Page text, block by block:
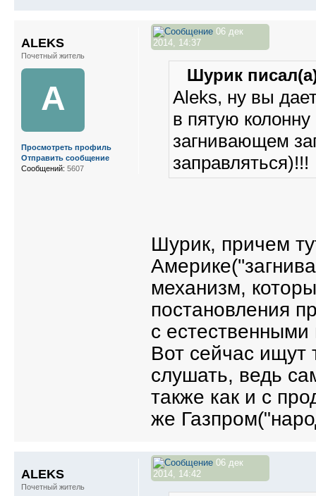
06 дек
2014, 14:37
Шурик
Aleks, ну вы
в пятую колонну
загнивающем
заправляться)!!!
Шурик, причем
механизм,
постановления
с
Вот сейчас ищут
слушать, ведь
также как и с
же
ALEKS
Почетный житель
A
Просмотреть профиль
Отправить сообщение
Сообщений: 5607
06 дек
2014, 14:42
ALEKS
Почетный житель